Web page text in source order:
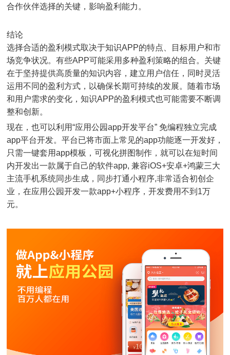
合作伙伴选择的关键，影响盈利能力。
结论
选择合适的盈利模式取决于知识APP的特点、目标用户和市
场竞争状况。有些APP可能采用多种盈利策略的组合。关键
在于坚持提供高质量的知识内容，建立用户信任，同时灵活
运用不同的盈利方式，以确保长期可持续的发展。随着市场
和用户需求的变化，知识APP的盈利模式也可能需要不断调
整和创新。
现在，也可以利用“应用公园app开发平台” 免编程独立完成
app平台开发。平台已将市面上常见的app功能逐一开发好，
只需一键套用app模板，可视化拼图制作，就可以在短时间
内开发出一款属于自己的软件app, 兼容iOS+安卓+鸿蒙三大
主流手机系统同步生成，同步打通小程序,非常适合初创企
业，在应用公园开发一款app+小程序，开发费用不到1万
元。